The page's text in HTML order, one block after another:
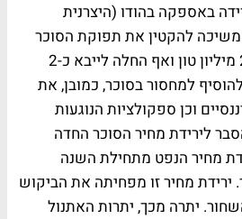
באספקה בהודו (היצרנית
להקטין את תפוקת הסוכר
בכ-30% לרמה של כ-20 מיליון טון ואף החלה לייבא כ-2
להוסיף למחסור בסוכר, כמובן, את
וכן ספקולציות הנוגעות
לירידת מחיר הסוכר החדה
בירידת מחיר הנפט מתחילת השנה
לכ-75 דולר. ירידת מחיר זו מפחיתה את הביקוש
יתרה מכך, יתרות האתנול